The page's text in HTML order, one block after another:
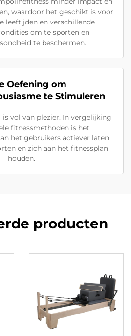
waardoor het geschikt is voor
leeftijden en verschillende
om te sporten en
te beschermen.
Oefening om
te Stimuleren
vol van plezier. In vergelijking
fitnessmethoden is het
het gebruikers actiever laten
en zich aan het fitnessplan
houden.
producten